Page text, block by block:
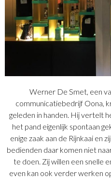
Werner De Smet, een
communicatiebedrijf Oona,
geleden in handen. Hij vertelt
het pand eigenlijk spontaan
enige zaak aan de Rijnkaai en
bedienden daar komen niet
te doen. Zij willen een snelle
even kan ook verder werken